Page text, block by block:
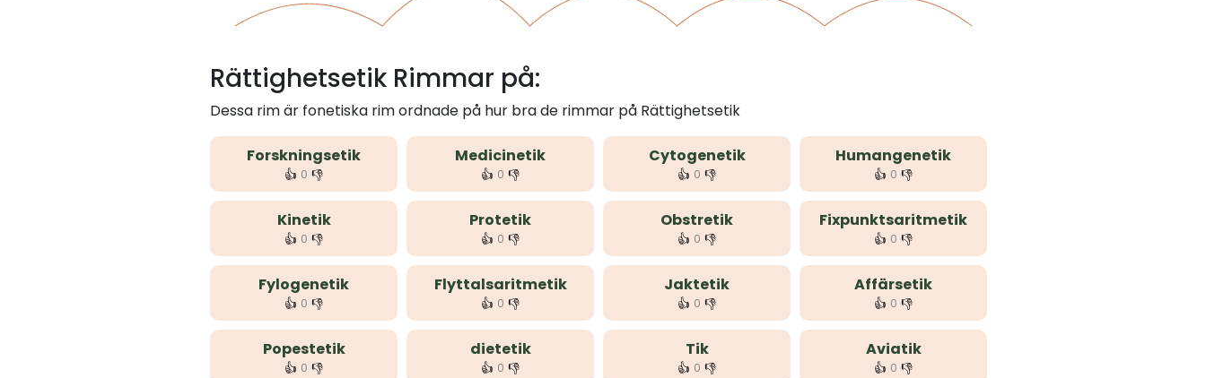
Rättighetsetik Rimmar på:
Dessa rim är fonetiska rim ordnade på hur bra de rimmar på Rättighetsetik
Forskningsetik
👍 0 👎
Medicinetik
👍 0 👎
Cytogenetik
👍 0 👎
Humangenetik
👍 0 👎
Kinetik
👍 0 👎
Protetik
👍 0 👎
Obstretik
👍 0 👎
Fixpunktsaritmetik
👍 0 👎
Fylogenetik
👍 0 👎
Flyttalsaritmetik
👍 0 👎
Jaktetik
👍 0 👎
Affärsetik
👍 0 👎
Popestetik
👍 0 👎
dietetik
👍 0 👎
Tik
👍 0 👎
Aviatik
👍 0 👎